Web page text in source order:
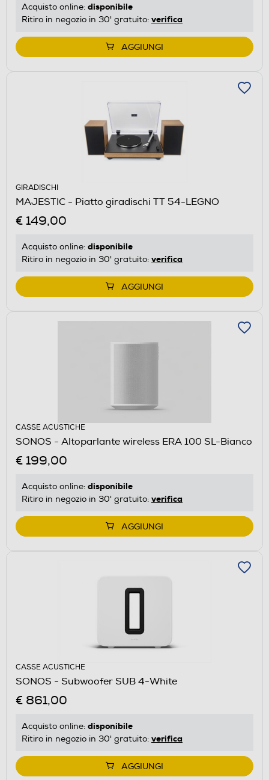
Acquisto online: disponibile
Ritiro in negozio in 30' gratuito: verifica
AGGIUNGI
GIRADISCHI
MAJESTIC - Piatto giradischi TT 54-LEGNO
€ 149,00
Acquisto online: disponibile
Ritiro in negozio in 30' gratuito: verifica
AGGIUNGI
CASSE ACUSTICHE
SONOS - Altoparlante wireless ERA 100 SL-Bianco
€ 199,00
Acquisto online: disponibile
Ritiro in negozio in 30' gratuito: verifica
AGGIUNGI
CASSE ACUSTICHE
SONOS - Subwoofer SUB 4-White
€ 861,00
Acquisto online: disponibile
Ritiro in negozio in 30' gratuito: verifica
AGGIUNGI